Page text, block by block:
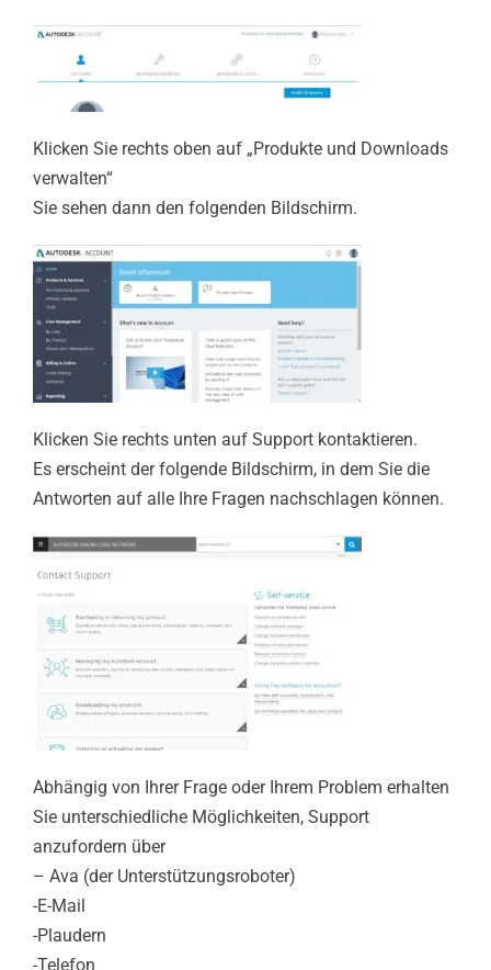
Klicken Sie rechts oben auf „Produkte und Downloads
verwalten“
Sie sehen dann den folgenden Bildschirm.
Klicken Sie rechts unten auf Support kontaktieren.
Es erscheint der folgende Bildschirm, in dem Sie die
Antworten auf alle Ihre Fragen nachschlagen können.
Abhängig von Ihrer Frage oder Ihrem Problem erhalten
Sie unterschiedliche Möglichkeiten, Support
anzufordern über
– Ava (der Unterstützungsroboter)
-E-Mail
-Plaudern
-Telefon